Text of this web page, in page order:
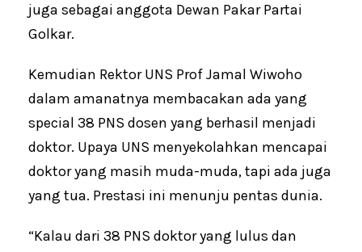
juga sebagai anggota Dewan Pakar Partai
Golkar.
Kemudian Rektor UNS Prof Jamal Wiwoho
dalam amanatnya membacakan ada yang
special 38 PNS dosen yang berhasil menjadi
doktor. Upaya UNS menyekolahkan mencapai
doktor yang masih muda-muda, tapi ada juga
yang tua. Prestasi ini menunju pentas dunia.
“Kalau dari 38 PNS doktor yang lulus dan